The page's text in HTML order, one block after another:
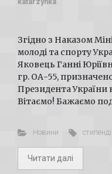
Згідно з Наказом
молоді та спорту
Яковець Ганні
гр. ОА-55,
Президента України
Вітаємо! Бажаємо
Новини
Читати далі